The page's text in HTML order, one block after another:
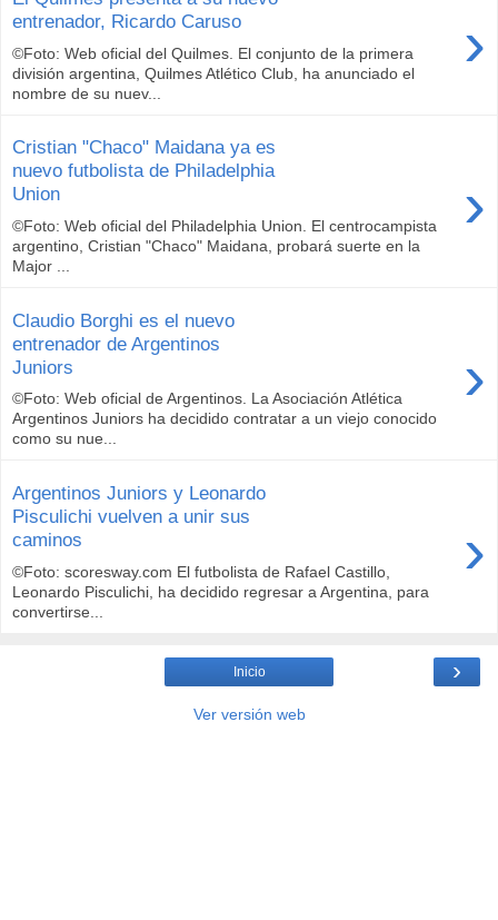
entrenador, Ricardo Caruso
›
©Foto: Web oficial del Quilmes. El conjunto de la primera
división argentina, Quilmes Atlético Club, ha anunciado el
nombre de su nuev...
Cristian "Chaco" Maidana ya es
nuevo futbolista de Philadelphia
Union
›
©Foto: Web oficial del Philadelphia Union. El centrocampista
argentino, Cristian "Chaco" Maidana, probará suerte en la
Major ...
Claudio Borghi es el nuevo
entrenador de Argentinos
Juniors
›
©Foto: Web oficial de Argentinos. La Asociación Atlética
Argentinos Juniors ha decidido contratar a un viejo conocido
como su nue...
Argentinos Juniors y Leonardo
Pisculichi vuelven a unir sus
caminos
›
©Foto: scoresway.com El futbolista de Rafael Castillo,
Leonardo Pisculichi, ha decidido regresar a Argentina, para
convertirse...
›
Inicio
Ver versión web